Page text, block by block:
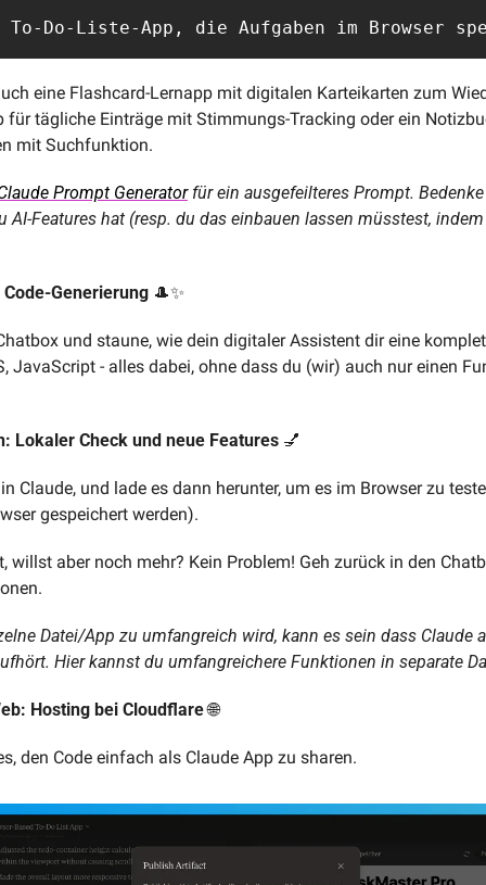
To-Do-Liste-App, die Aufgaben im Browser
eine Flashcard-Lernapp mit digitalen Karteikarten zum
für tägliche Einträge mit Stimmungs-Tracking oder ein
mit Suchfunktion.
Prompt Generator für ein ausgefeilteres Prompt.
AI-Features hat (resp. du das einbauen lassen müsstest,
Generierung 🎩✨
und staune, wie dein digitaler Assistent dir eine
JavaScript - alles dabei, ohne dass du (wir) auch nur einen
Lokaler Check und neue Features 💅
Claude, und lade es dann herunter, um es im Browser zu
gespeichert werden).
willst aber noch mehr? Kein Problem! Geh zurück in den
Datei/App zu umfangreich wird, kann es sein dass Claude
Hier kannst du umfangreichere Funktionen in separate
Hosting bei Cloudflare 🌐
den Code einfach als Claude App zu sharen.